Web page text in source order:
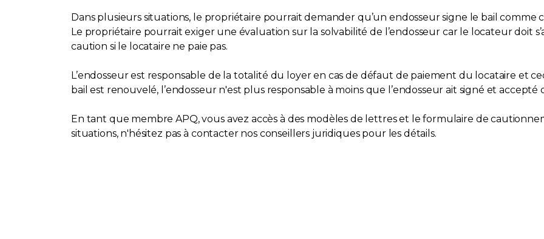
Dans plusieurs situations, le propriétaire pourrait demander qu’un endosseur signe le bail comme
Le propriétaire pourrait exiger une évaluation sur la solvabilité de l’endosseur car le locateur doit
caution si le locataire ne paie pas.
L’endosseur est responsable de la totalité du loyer en cas de défaut de paiement du locataire et
bail est renouvelé, l’endosseur n'est plus responsable à moins que l’endosseur ait signé et
En tant que membre APQ, vous avez accès à des modèles de lettres et le formulaire de
situations, n'hésitez pas à contacter nos conseillers juridiques pour les détails.